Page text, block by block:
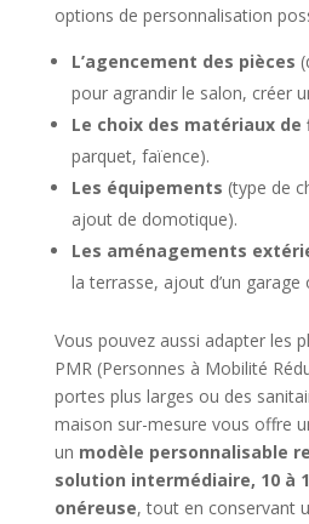
options de personnalisation
L’agencement des pièces
pour agrandir le salon, créer
Le choix des matériaux
parquet, faïence).
Les équipements (type de
ajout de domotique).
Les aménagements
la terrasse, ajout d’un garage
Vous pouvez aussi adapter les
PMR (Personnes à Mobilité
portes plus larges ou des
maison sur-mesure vous offre
un modèle personnalisable
solution intermédiaire, 10 à
onéreuse, tout en conservant